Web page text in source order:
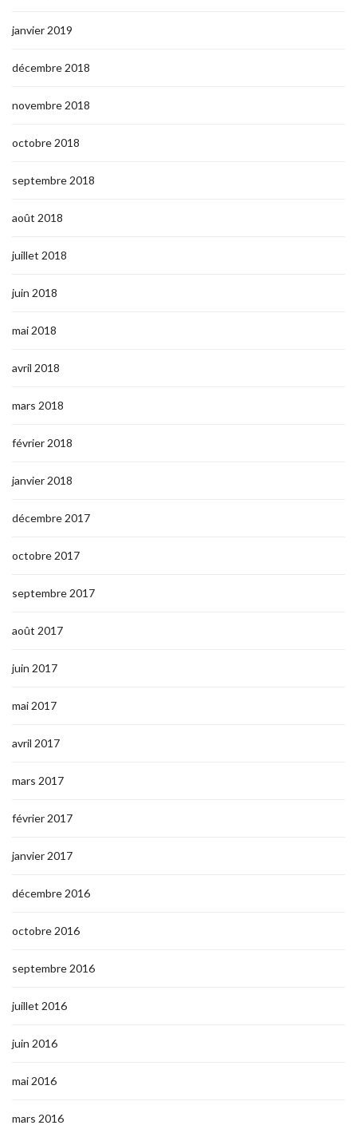
janvier 2019
décembre 2018
novembre 2018
octobre 2018
septembre 2018
août 2018
juillet 2018
juin 2018
mai 2018
avril 2018
mars 2018
février 2018
janvier 2018
décembre 2017
octobre 2017
septembre 2017
août 2017
juin 2017
mai 2017
avril 2017
mars 2017
février 2017
janvier 2017
décembre 2016
octobre 2016
septembre 2016
juillet 2016
juin 2016
mai 2016
mars 2016